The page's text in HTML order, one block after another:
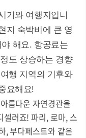
기와 여행지입니
지 숙박비에 큰 영
해요. 항공료는
도 상승하는 경향
행 지역의 기후와
요해요!
름다운 자연경관을
러죠! 파리, 로마, 스
, 부다페스트와 같은